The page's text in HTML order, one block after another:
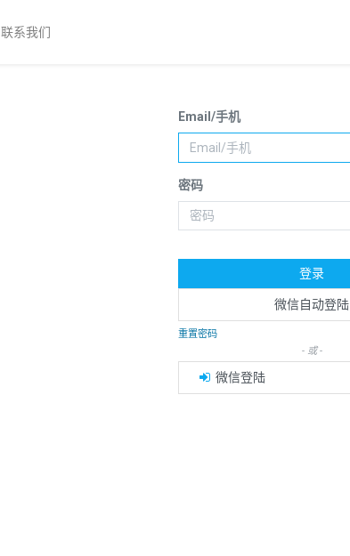
联系我们
Email/手机
密码
登录
微信自动登陆
重置密码
- 或 -
微信登陆